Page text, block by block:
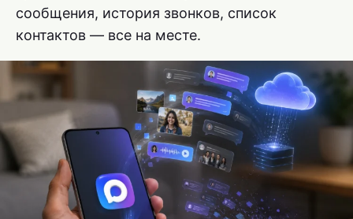
сообщения, история звонков, список
контактов — все на месте.